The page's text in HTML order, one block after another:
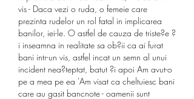
vis - Daca vezi o ruda, o femeie care
prezinta rudelor un rol fatal in implicarea
banilor, iei-le. O astfel de cauza de triste?e ?
i inseamna in realitate sa ob?ii ca ai furat
bani intr-un vis, astfel incat un semn al unui
incident nea?teptat, batut ?i apoi Am avut-o
pe a mea pe ea 'Am visat ca cheltuiesc bani
care au gasit bancnote - oamenii sunt